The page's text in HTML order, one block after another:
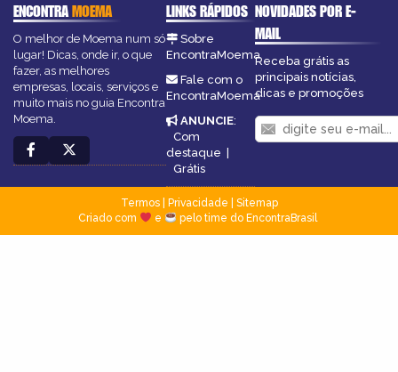
ENCONTRAMOEMA
O melhor de Moema num só
lugar! Dicas, onde ir, o que
fazer, as melhores
empresas, locais, serviços e
muito mais no guia Encontra
Moema.
LINKS RÁPIDOS
Sobre
EncontraMoema
Fale com o
EncontraMoema
ANUNCIE:
Com
destaque |
Grátis
NOVIDADES POR E-
MAIL
Receba grátis as
principais notícias,
dicas e promoções
Termos| Privacidade
Sitemap
Criado com
e pelo time do EncontraBrasil